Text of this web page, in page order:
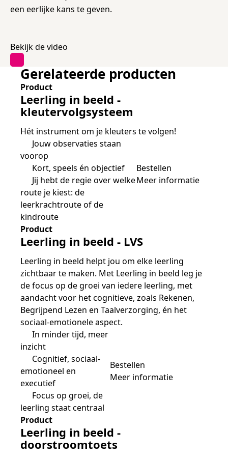
Jaarkalender
Samen bouwen voor het vo
Nieuwsbrief Kijk- en luistertoetsen
Reken- en taalontwikkeling
Op de hoogte blijven
Training Toetsdeskundige
Training Examencommissie
Snel naar
Academische Woordenschattoets
Onze opdrachtgevers
Snel naar
Alfa-toetsen Volwassenenonderwijs
Alfa-toetsen ISK
Vakmanschap Warmtepomp
Vakmanschap Zonnestroom
Kim Hendriks-Cornelissen
Saila Kiriwenno-Dovermann
Peter van den Berg
Wouter Roelofs
Snel naar
Themadossier basisvaardigheden
De leeropbrengst van toetsen
Kennisbank Stichting Cito
Toetstechnische begrippenlijst
Zzp-trainers gezocht
Stageopdrachten
Collega's aan het woord
een eerlijke kans te geven.
Bekijk de video
Gerelateerde producten
Product
Leerling in beeld -
kleutervolgsysteem
Hét instrument om je kleuters te volgen!
Jouw observaties staan
voorop
Kort, speels én objectief
Jij hebt de regie over welke
route je kiest: de
leerkrachtroute of de
kindroute
Bestellen
Meer informatie
Product
Leerling in beeld - LVS
Leerling in beeld helpt jou om elke leerling
zichtbaar te maken. Met Leerling in beeld leg je
de focus op de groei van iedere leerling, met
aandacht voor het cognitieve, zoals Rekenen,
Begrijpend Lezen en Taalverzorging, én het
sociaal-emotionele aspect.
In minder tijd, meer
inzicht
Cognitief, sociaal-
emotioneel en
executief
Focus op groei, de
leerling staat centraal
Bestellen
Meer informatie
Product
Leerling in beeld -
doorstroomtoets